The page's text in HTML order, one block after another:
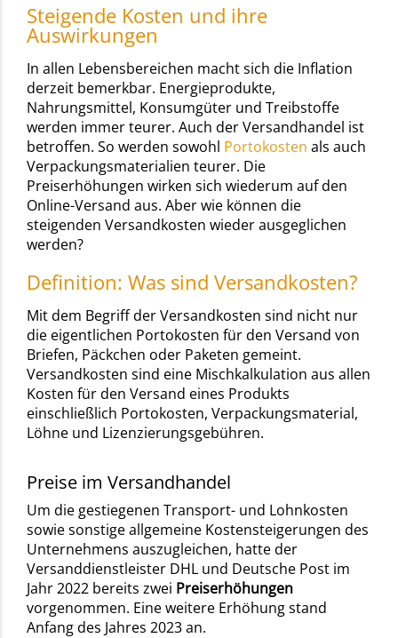
Steigende Kosten und ihre
Auswirkungen
In allen Lebensbereichen macht sich die Inflation
derzeit bemerkbar. Energieprodukte,
Nahrungsmittel, Konsumgüter und Treibstoffe
werden immer teurer. Auch der Versandhandel ist
betroffen. So werden sowohl Portokosten als auch
Verpackungsmaterialien teurer. Die
Preiserhöhungen wirken sich wiederum auf den
Online-Versand aus. Aber wie können die
steigenden Versandkosten wieder ausgeglichen
werden?
Definition: Was sind Versandkosten?
Mit dem Begriff der Versandkosten sind nicht nur
die eigentlichen Portokosten für den Versand von
Briefen, Päckchen oder Paketen gemeint.
Versandkosten sind eine Mischkalkulation aus allen
Kosten für den Versand eines Produkts
einschließlich Portokosten, Verpackungsmaterial,
Löhne und Lizenzierungsgebühren.
Preise im Versandhandel
Um die gestiegenen Transport- und Lohnkosten
sowie sonstige allgemeine Kostensteigerungen des
Unternehmens auszugleichen, hatte der
Versanddienstleister DHL und Deutsche Post im
Jahr 2022 bereits zwei Preiserhöhungen
vorgenommen. Eine weitere Erhöhung stand
Anfang des Jahres 2023 an.